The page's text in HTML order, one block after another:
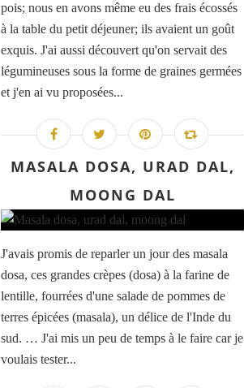
pois; nous en avons même eu des frais écossés
à la table du petit déjeuner; ils avaient un goût
exquis. J'ai aussi découvert qu'on servait des
légumineuses sous la forme de graines germées
et j'en ai vu proposées...
MASALA DOSA, URAD DAL,
MOONG DAL
J'avais promis de reparler un jour des masala
dosa, ces grandes crèpes (dosa) à la farine de
lentille, fourrées d'une salade de pommes de
terres épicées (masala), un délice de l'Inde du
sud. … J'ai mis un peu de temps à le faire car je
voulais tester...